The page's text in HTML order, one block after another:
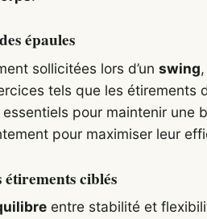
épaules
sollicitées lors d’un swing
tels que les étirements
pour maintenir une
pour maximiser leur
ciblés
entre stabilité et